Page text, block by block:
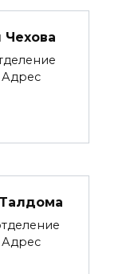
Адрес
Адрес